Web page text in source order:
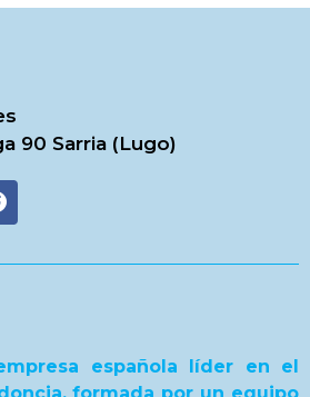
90 Sarria (Lugo)
española líder en el